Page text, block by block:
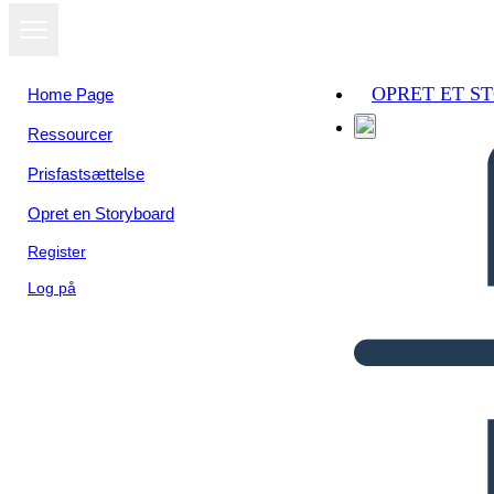
Home Page
Ressourcer
Prisfastsættelse
Opret en Storyboard
Register
Log på
OPRET ET